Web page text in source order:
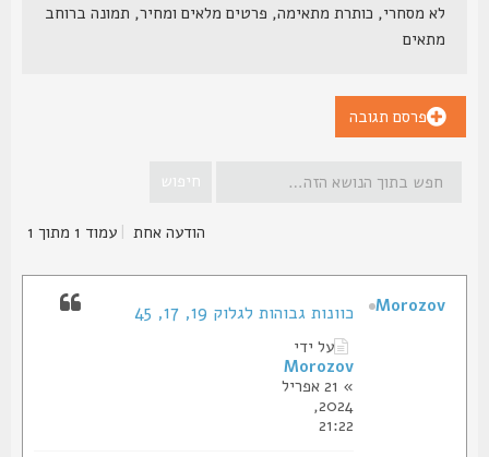
לא מסחרי, כותרת מתאימה, פרטים מלאים ומחיר, תמונה ברוחב
מתאים
פרסם תגובה
הודעה אחת |עמוד1מתוך1
כוונות גבוהות לגלוק 19, 17, 45
על ידי
Morozov
» 21 אפריל
2024,
21:22
Morozov